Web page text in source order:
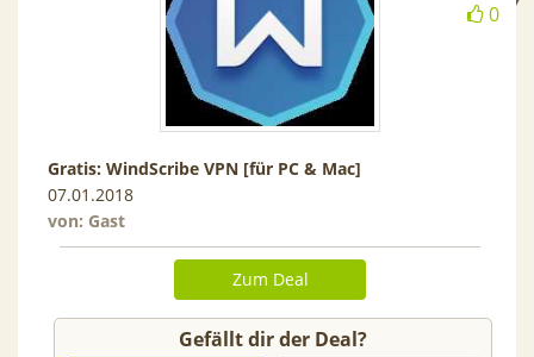
0
Gratis: WindScribe VPN [für PC & Mac]
07.01.2018
von: Gast
Zum Deal
Gefällt dir der Deal?